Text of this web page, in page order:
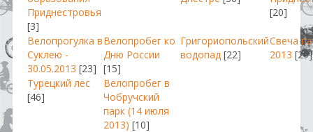
Приднестровья
[3]
[20]
Велопрогулка в
Суклею -
30.05.2013 [23]
Велопробег ко
Дню России
[15]
Григориопольский
водопад [22]
Свеча
2013 [29]
Турецкий лес
[46]
Велопробег в
Чобручский
парк (14 июля
2013) [10]